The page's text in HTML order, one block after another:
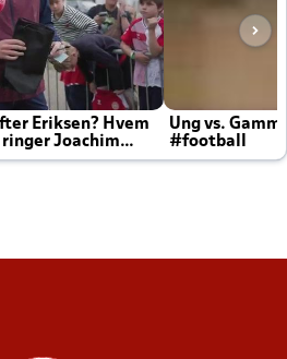
Eriksen? Hvem
Joachim
Ung vs.
#football